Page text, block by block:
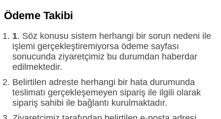
Ödeme Takibi
1. Söz konusu sistem herhangi bir sorun nedeni ile
işlemi gerçekleştiremiyorsa ödeme sayfası
sonucunda ziyaretçimiz bu durumdan haberdar
edilmektedir.
Belirtilen adreste herhangi bir hata durumunda
teslimatı gerçekleşemeyen sipariş ile ilgili olarak
sipariş sahibi ile bağlantı kurulmaktadır.